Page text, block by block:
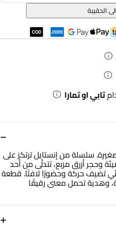
−
سلسلة من إنستايل ترتكز على
وحجر أزرق مربع، تتدلّى من أحد
تضيف حركة وحضورًا لافتًا. قطعة
وهدية تحمل معنى رقيقًا
+
الحقيبة
تابي او تمارا